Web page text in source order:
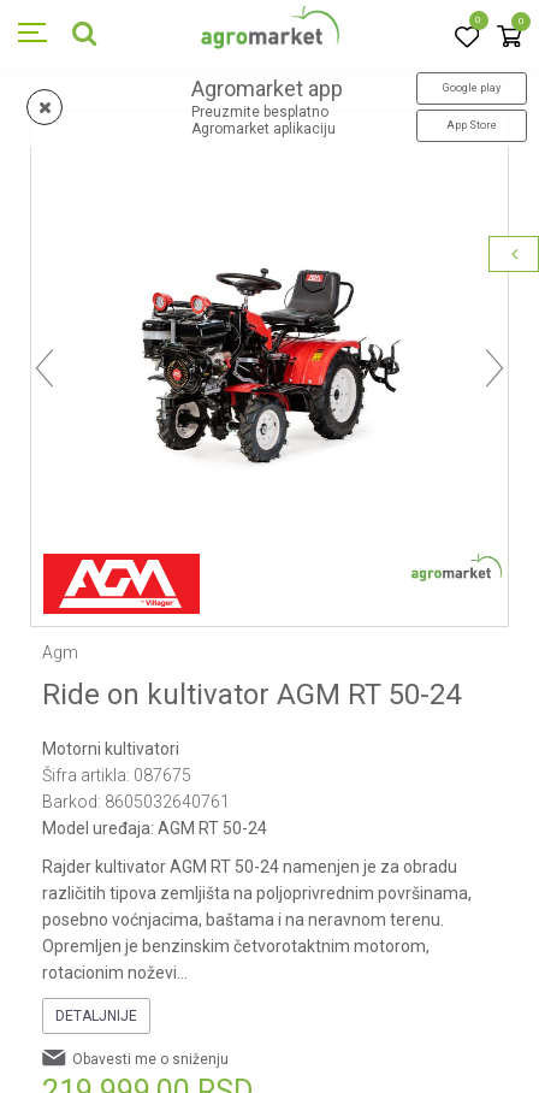
0 0
Agromarket app
Preuzmite besplatno
Agromarket aplikaciju
Google play
App Store
1
Agm
Ride on kultivator AGM RT 50-24
Motorni kultivatori
Šifra artikla: 087675
Barkod: 8605032640761
Model uređaja: AGM RT 50-24
Rajder kultivator AGM RT 50-24 namenjen je za obradu
različitih tipova zemljišta na poljoprivrednim površinama,
posebno voćnjacima, baštama i na neravnom terenu.
Opremljen je benzinskim četvorotaktnim motorom,
rotacionim noževi
DETALJNIJE
Obavesti me o sniženju